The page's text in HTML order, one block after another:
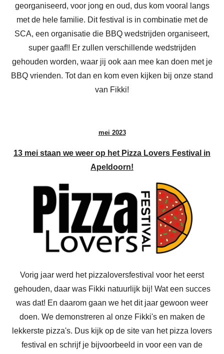
georganiseerd, voor jong en oud, dus kom vooral langs
met de hele familie. Dit festival is in combinatie met de
SCA, een organisatie die BBQ wedstrijden organiseert,
super gaaf!! Er zullen verschillende wedstrijden
gehouden worden, waar jij ook aan mee kan doen met je
BBQ vrienden. Tot dan en kom even kijken bij onze stand
van Fikki!
mei 2023
13 mei staan we weer op het Pizza Lovers Festival in
Apeldoorn!
Vorig jaar werd het pizzaloversfestival voor het eerst
gehouden, daar was Fikki natuurlijk bij! Wat een succes
was dat! En daarom gaan we het dit jaar gewoon weer
doen. We demonstreren al onze Fikki's en maken de
lekkerste pizza's. Dus kijk op de site van het pizza lovers
festival en schrijf je bijvoorbeeld in voor een van de